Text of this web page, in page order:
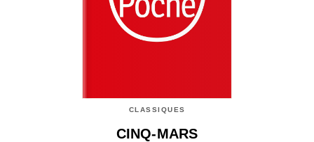
CLASSIQUES
CINQ-MARS